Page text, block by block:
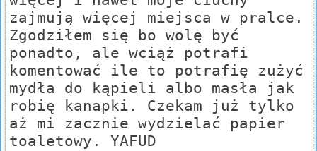
zajmują więcej miejsca w pralce.
Zgodziłem się bo wolę być
ponadto, ale wciąż potrafi
komentować ile to potrafię zużyć
mydła do kąpieli albo masła jak
robię kanapki. Czekam już tylko
aż mi zacznie wydzielać papier
toaletowy. YAFUD